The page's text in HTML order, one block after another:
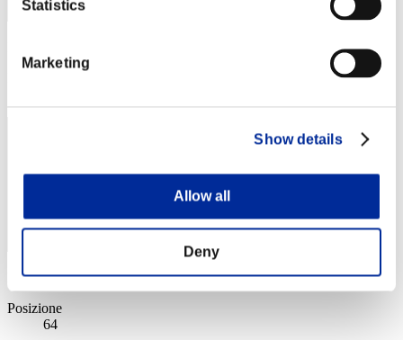
Statistics
Marketing
Show details
Allow all
Deny
Punteggio: -
Posizione
64